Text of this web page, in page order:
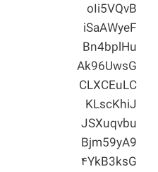
oIi5VQvB
iSaAWyeF
Bn4bplHu
Ak96UwsG
CLXCEuLC
KLscKhiJ
JSXuqvbu
Bjm59yA9
۴YkB3ksG